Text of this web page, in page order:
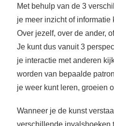
Met behulp van de 3
je meer inzicht of
Over jezelf, over de ander,
Je kunt dus vanuit 3
je interactie met anderen
worden van bepaalde
je weer kunt leren, groeien
Wanneer je de kunst